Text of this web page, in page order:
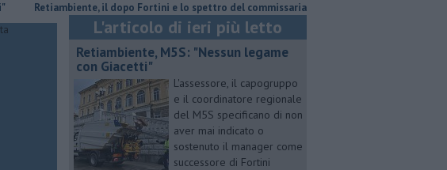
il dopo Fortini e lo spettro del commissariamento
L'articolo di ieri più letto
Retiambiente, M5S: "Nessun legame
con Giacetti"
L'assessore, il capogruppo
e il coordinatore regionale
del M5S specificano di non
aver mai indicato o
sostenuto il manager come
successore di Fortini